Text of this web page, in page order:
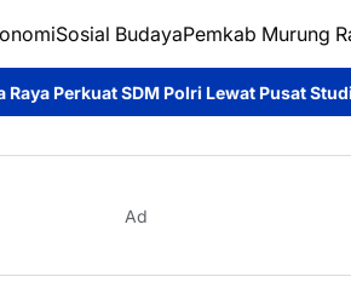
Sosial BudayaPemkab Murung
Lewat Pusat Studi Kepolisian*
Ad